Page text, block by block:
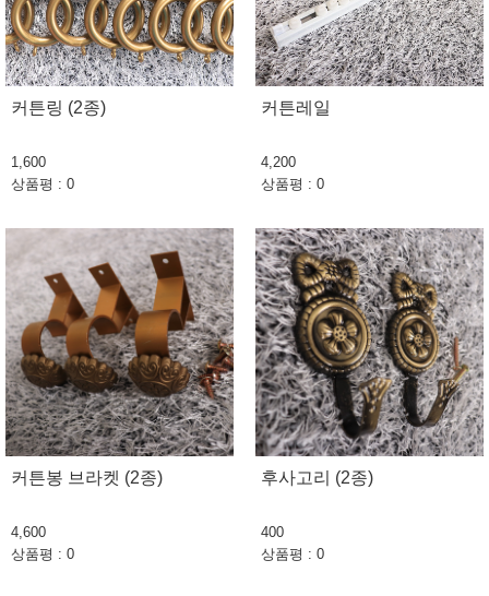
커튼링 (2종)
1,600
상품평 : 0
커튼레일
4,200
상품평 : 0
커튼봉 브라켓 (2종)
4,600
상품평 : 0
후사고리 (2종)
400
상품평 : 0